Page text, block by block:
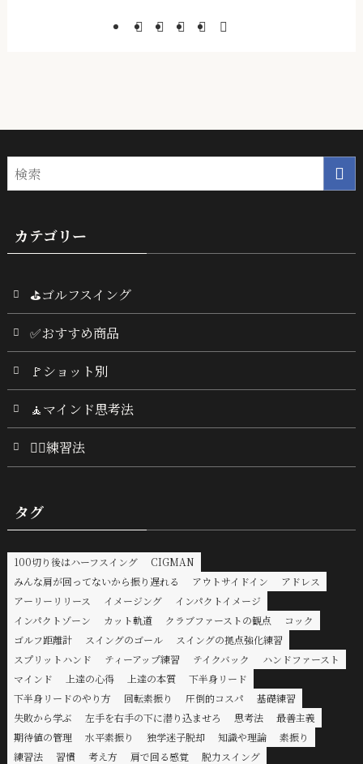
カテゴリー
⛳ゴルフスイング
✅おすすめ商品
🚩ショット別
🧘マインド思考法
🏌️‍♂️練習法
タグ
100切り後はハーフスイング
CIGMAN
みんな肩が回ってないから振り遅れる
アウトサイドイン
アドレス
アーリーリリース
イメージング
インパクトイメージ
インパクトゾーン
カット軌道 クラブファーストの観点
コック
ゴルフ距離計
スイングのゴール
スイングの拠点強化練習
スプリットハンド
ティーアップ練習 テイクバック
ハンドファースト
マインド
上達の心得 上達の本質
下半身リード
下半身リードのやり方
回転素振り 圧倒的コスパ
基礎練習
失敗から学ぶ
左手を右手の下に潜り込ませろ 思考法
最善主義
期待値の管理
水平素振り 独学迷子脱却 知識や理論
素振り
練習法
習慣 考え方 肩で回る感覚
脱力スイング